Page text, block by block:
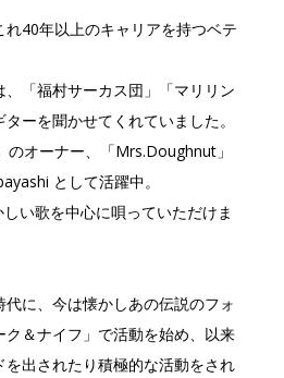
40年以上のキャリアを持つベテ
「福村サーカス団」「マリリン
ーを聞かせてくれていました。
オーナー、「Mrs.Doughnut」
として活躍中。
しい歌を中心に唄っていただけま
に、今は懐かしあの伝説のフォ
＆ナイフ」で活動を始め、以来
出されたり積極的な活動をされ